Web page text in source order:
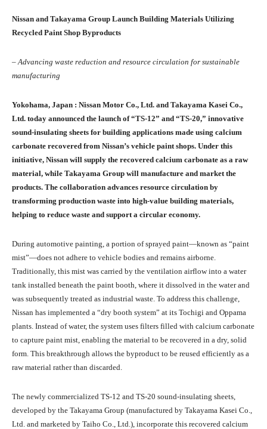
Nissan and Takayama Group Launch Building Materials Utilizing
Recycled Paint Shop Byproducts
– Advancing waste reduction and resource circulation for sustainable
manufacturing
Yokohama, Japan : Nissan Motor Co., Ltd. and Takayama Kasei Co.,
Ltd. today announced the launch of “TS-12” and “TS-20,” innovative
sound-insulating sheets for building applications made using calcium
carbonate recovered from Nissan’s vehicle paint shops. Under this
initiative, Nissan will supply the recovered calcium carbonate as a raw
material, while Takayama Group will manufacture and market the
products. The collaboration advances resource circulation by
transforming production waste into high-value building materials,
helping to reduce waste and support a circular economy.
During automotive painting, a portion of sprayed paint—known as “paint
mist”—does not adhere to vehicle bodies and remains airborne.
Traditionally, this mist was carried by the ventilation airflow into a water
tank installed beneath the paint booth, where it dissolved in the water and
was subsequently treated as industrial waste. To address this challenge,
Nissan has implemented a “dry booth system” at its Tochigi and Oppama
plants. Instead of water, the system uses filters filled with calcium carbonate
to capture paint mist, enabling the material to be recovered in a dry, solid
form. This breakthrough allows the byproduct to be reused efficiently as a
raw material rather than discarded.
The newly commercialized TS-12 and TS-20 sound-insulating sheets,
developed by the Takayama Group (manufactured by Takayama Kasei Co.,
Ltd. and marketed by Taiho Co., Ltd.), incorporate this recovered calcium